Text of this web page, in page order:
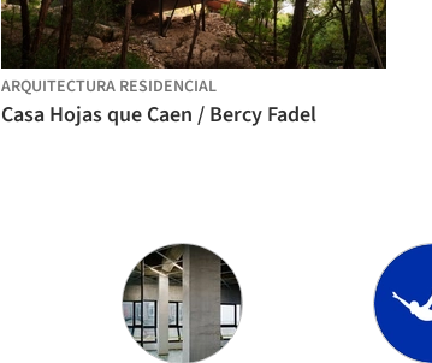
ARQUITECTURA RESIDENCIAL
Casa Hojas que Caen / Bercy Fadel